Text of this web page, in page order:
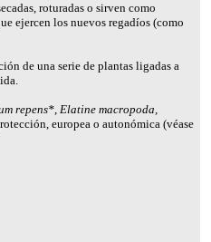
roturadas o sirven como
ejercen los nuevos regadíos (como
de una serie de plantas ligadas a
repens*, Elatine macropoda,
europea o autonómica (véase